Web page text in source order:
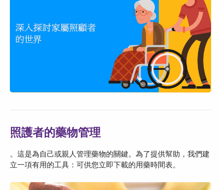
照護者的藥物管理
。這是為自己或親人管理藥物的關鍵。為了提供幫助，我們建
立一項有用的工具：可供您立即下載的用藥時間表。